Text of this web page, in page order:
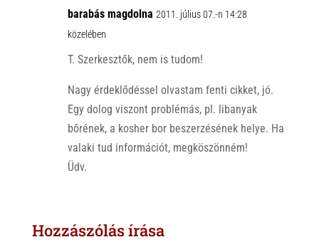
o
barabás magdolna 2011. július 07.-n 14:28
közelében
T. Szerkesztők, nem is tudom!
Nagy érdeklődéssel olvastam fenti cikket, jó.
Egy dolog viszont problémás, pl. libanyak
bőrének, a kosher bor beszerzésének helye. Ha
valaki tud információt, megköszönném!
Üdv.
Hozzászólás írása